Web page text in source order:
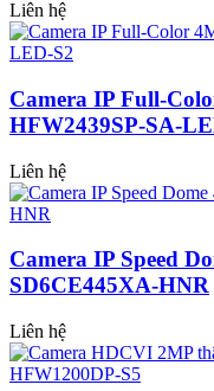
Liên hệ
Camera IP Full-
HFW2439SP-SA-
Liên hệ
Camera IP Speed
SD6CE445XA-HNR
Liên hệ